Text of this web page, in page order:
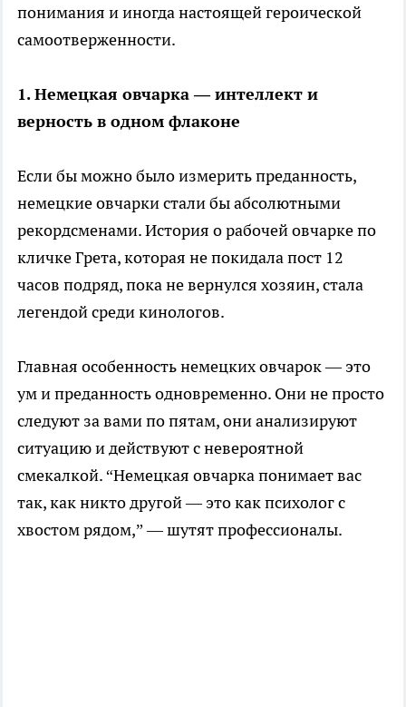
понимания и иногда настоящей героической
самоотверженности.
1. Немецкая овчарка — интеллект и
верность в одном флаконе
Если бы можно было измерить преданность,
немецкие овчарки стали бы абсолютными
рекордсменами. История о рабочей овчарке по
кличке Грета, которая не покидала пост 12
часов подряд, пока не вернулся хозяин, стала
легендой среди кинологов.
Главная особенность немецких овчарок — это
ум и преданность одновременно. Они не просто
следуют за вами по пятам, они анализируют
ситуацию и действуют с невероятной
смекалкой. “Немецкая овчарка понимает вас
так, как никто другой — это как психолог с
хвостом рядом,” — шутят профессионалы.